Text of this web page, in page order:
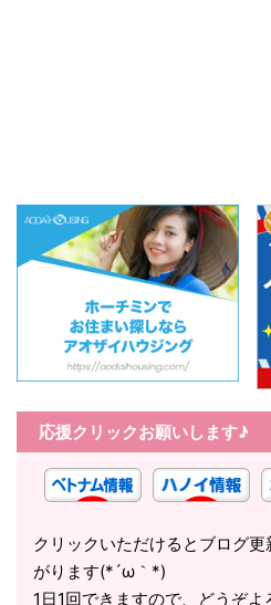
応援クリックお願いします♪
クリックいただけるとブログ
がります(*´ω｀*)
1日1回できますので、どうぞよ